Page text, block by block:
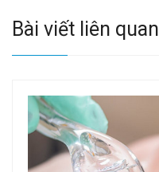
Bài viết liên quan